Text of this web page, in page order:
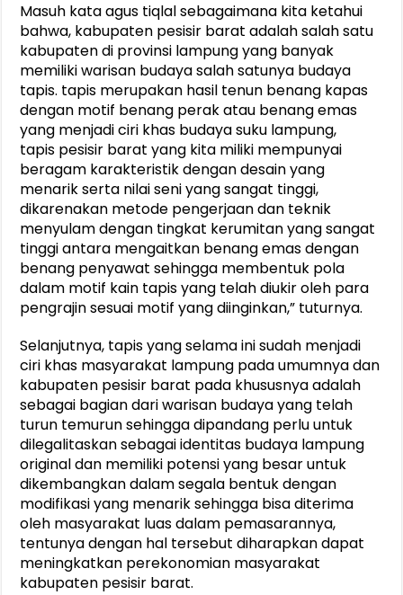
Masuh kata agus tiqlal sebagaimana kita ketahui
bahwa, kabupaten pesisir barat adalah salah satu
kabupaten di provinsi lampung yang banyak
memiliki warisan budaya salah satunya budaya
tapis. tapis merupakan hasil tenun benang kapas
dengan motif benang perak atau benang emas
yang menjadi ciri khas budaya suku lampung,
tapis pesisir barat yang kita miliki mempunyai
beragam karakteristik dengan desain yang
menarik serta nilai seni yang sangat tinggi,
dikarenakan metode pengerjaan dan teknik
menyulam dengan tingkat kerumitan yang sangat
tinggi antara mengaitkan benang emas dengan
benang penyawat sehingga membentuk pola
dalam motif kain tapis yang telah diukir oleh para
pengrajin sesuai motif yang diinginkan,” tuturnya.
Selanjutnya, tapis yang selama ini sudah menjadi
ciri khas masyarakat lampung pada umumnya dan
kabupaten pesisir barat pada khususnya adalah
sebagai bagian dari warisan budaya yang telah
turun temurun sehingga dipandang perlu untuk
dilegalitaskan sebagai identitas budaya lampung
original dan memiliki potensi yang besar untuk
dikembangkan dalam segala bentuk dengan
modifikasi yang menarik sehingga bisa diterima
oleh masyarakat luas dalam pemasarannya,
tentunya dengan hal tersebut diharapkan dapat
meningkatkan perekonomian masyarakat
kabupaten pesisir barat.